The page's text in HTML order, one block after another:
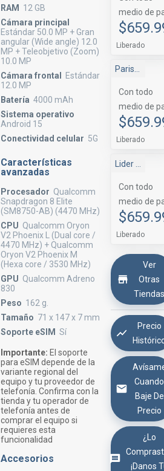
RAM
12 GB
Cámara principal
Estándar 50.0 MP + Gran
angular (Wide angle) 12.0
MP + Teleobjetivo (Zoom)
10.0 MP
Cámara frontal
Estándar
12.0 MP
Batería 4000 mAh
Sistema operativo
Android 15
Conectividad celular 5G
Características
avanzadas
Procesador Qualcomm
Snapdragon 8 Elite
(SM8750-AB) (4470 MHz)
CPU Qualcomm Oryon
V2 Phoenix L (Dual core /
4470 MHz) + Qualcomm
Oryon V2 Phoenix M
(Hexa core / 3530 MHz)
GPU Qualcomm Adreno
830
Peso 162 g.
Tamaño 71 x 147 x 7 mm
Soporte eSIM Sí
Importante: El soporte
para eSIM depende de la
variante regional del
equipo y tu proveedor de
telefonía. Confirma con la
tienda y tu operador de
telefonía antes de
comprar el equipo si
requieres esta
funcionalidad
Accesorios
medio de
Liberado
Con todo
medio de
Liberado
Con todo
medio de
Liberado
Ver
Otras
Precio
Cuando
Baje De
Precio
¿Lo
¡Danos